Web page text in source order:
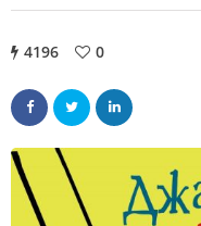
4196 0